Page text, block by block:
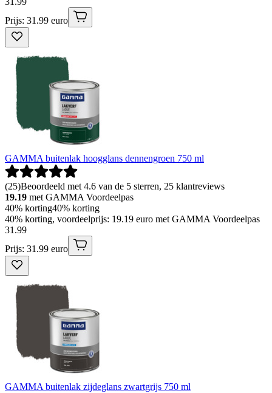
Prijs: 31.99 euro
GAMMA buitenlak hoogglans dennengroen 750 ml
(25)Beoordeeld met 4.6 van de 5 sterren, 25 klantreviews
19.19 met GAMMA Voordeelpas
40% korting40% korting
40% korting, voordeelprijs: 19.19 euro met GAMMA Voordeelpas
31.99
Prijs: 31.99 euro
GAMMA buitenlak zijdeglans zwartgrijs 750 ml